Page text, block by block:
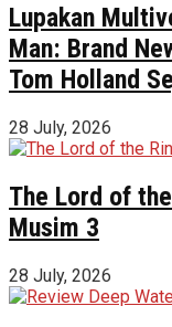
Lupakan
Man: Brand
Tom Holland
28 July, 2026
The Lord of
Musim 3
28 July, 2026